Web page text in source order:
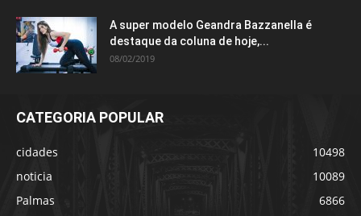
A super modelo Geandra Bazzanella é
destaque da coluna de hoje,...
08/02/2019
CATEGORIA POPULAR
cidades
10498
noticia
10089
Palmas
6866